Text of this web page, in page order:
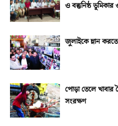
ও বস্তুনিষ্ঠ
জুলাইকে ম্লান
পোড়া তেলে খাবার
সংরক্ষণ